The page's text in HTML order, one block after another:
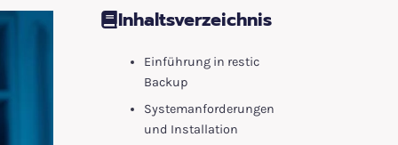
Inhaltsverzeichnis
Einführung in restic
Backup
Systemanforderungen
und Installation